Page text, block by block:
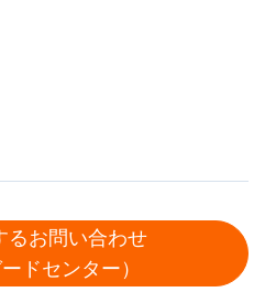
るお問い合わせ
ドセンター）